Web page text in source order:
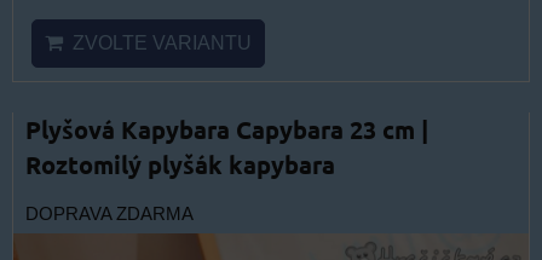
ZVOLTE VARIANTU
Plyšová Kapybara Capybara 23 cm |
Roztomilý plyšák kapybara
DOPRAVA ZDARMA